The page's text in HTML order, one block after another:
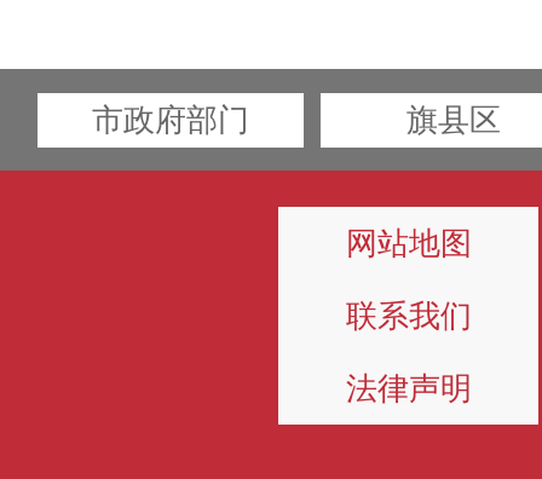
市政府部门 旗县区
网站地图
联系我们
法律声明